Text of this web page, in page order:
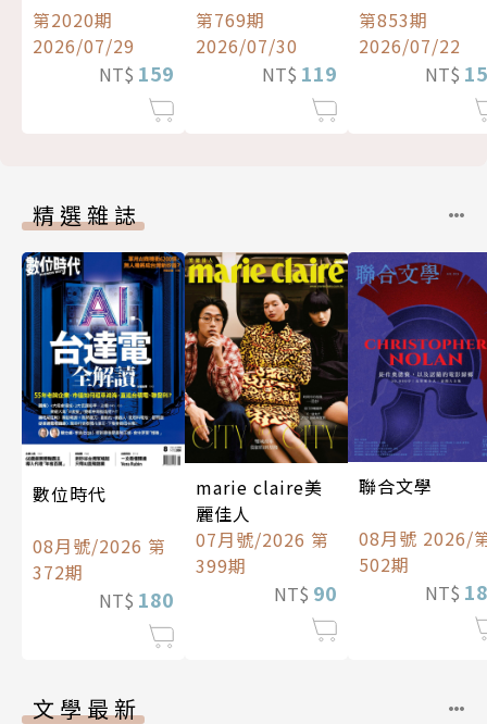
第2020期
2026/07/29
NT$ 159
第769期
2026/07/30
NT$ 119
第853期
2026/07/22
NT$
精選雜誌
數位時代
08月號/2026 第
372期
NT$ 180
marie claire美
麗佳人
07月號/2026 第
399期
NT$ 90
聯合文學
08月號 2026/
502期
NT$
文學最新